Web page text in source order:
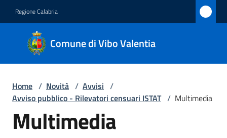
Regione Calabria
Comune di Vibo Valentia
Comune
di Vibo
Valentia
Home / Novità / Avvisi /
Avviso pubblico - Rilevatori censuari ISTAT / Multimedia
Multimedia